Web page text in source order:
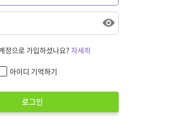
정으로 가입하셨나요?자세히
아이디 기억하기
로그인